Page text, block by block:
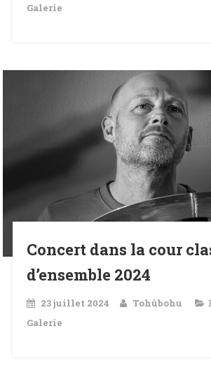
Galerie
Concert dans la cour
d’ensemble 2024
23 juillet 2024 Tohûbohu
Galerie